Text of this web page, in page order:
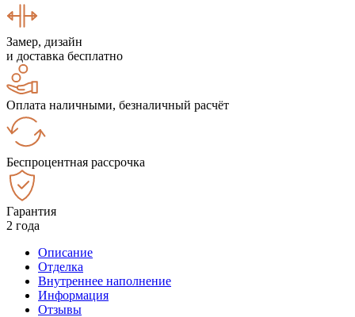
Замер, дизайн
и доставка бесплатно
Оплата наличными, безналичный расчёт
Беспроцентная рассрочка
Гарантия
2 года
Описание
Отделка
Внутреннее наполнение
Информация
Отзывы